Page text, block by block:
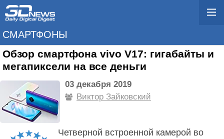
СМАРТФОНЫ
Обзор смартфона vivo V17: гигабайты и
мегапиксели на все деньги
03 декабря 2019
Виктор Зайковский
Четверной встроенной камерой во